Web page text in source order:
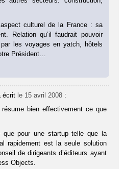
culturel de la France : sa
Relation qu’il faudrait pouvoir
les voyages en yatch, hôtels
Président…
écrit le 15 avril 2008 :
bien effectivement ce que
que pour une startup telle que la
rapidement est la seule solution
de dirigeants d’éditeurs ayant
Objects.